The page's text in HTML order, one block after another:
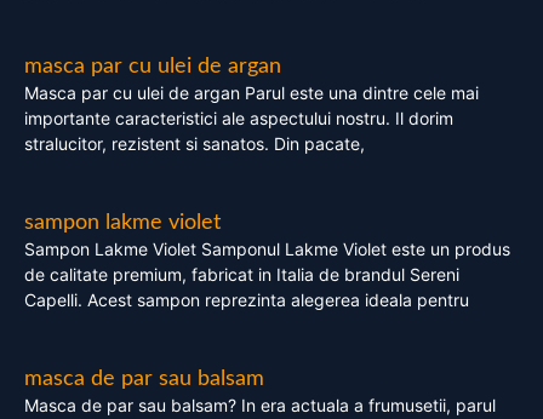
masca par cu ulei de argan
Masca par cu ulei de argan Parul este una dintre cele mai
importante caracteristici ale aspectului nostru. Il dorim
stralucitor, rezistent si sanatos. Din pacate,
sampon lakme violet
Sampon Lakme Violet Samponul Lakme Violet este un produs
de calitate premium, fabricat in Italia de brandul Sereni
Capelli. Acest sampon reprezinta alegerea ideala pentru
masca de par sau balsam
Masca de par sau balsam? In era actuala a frumusetii, parul